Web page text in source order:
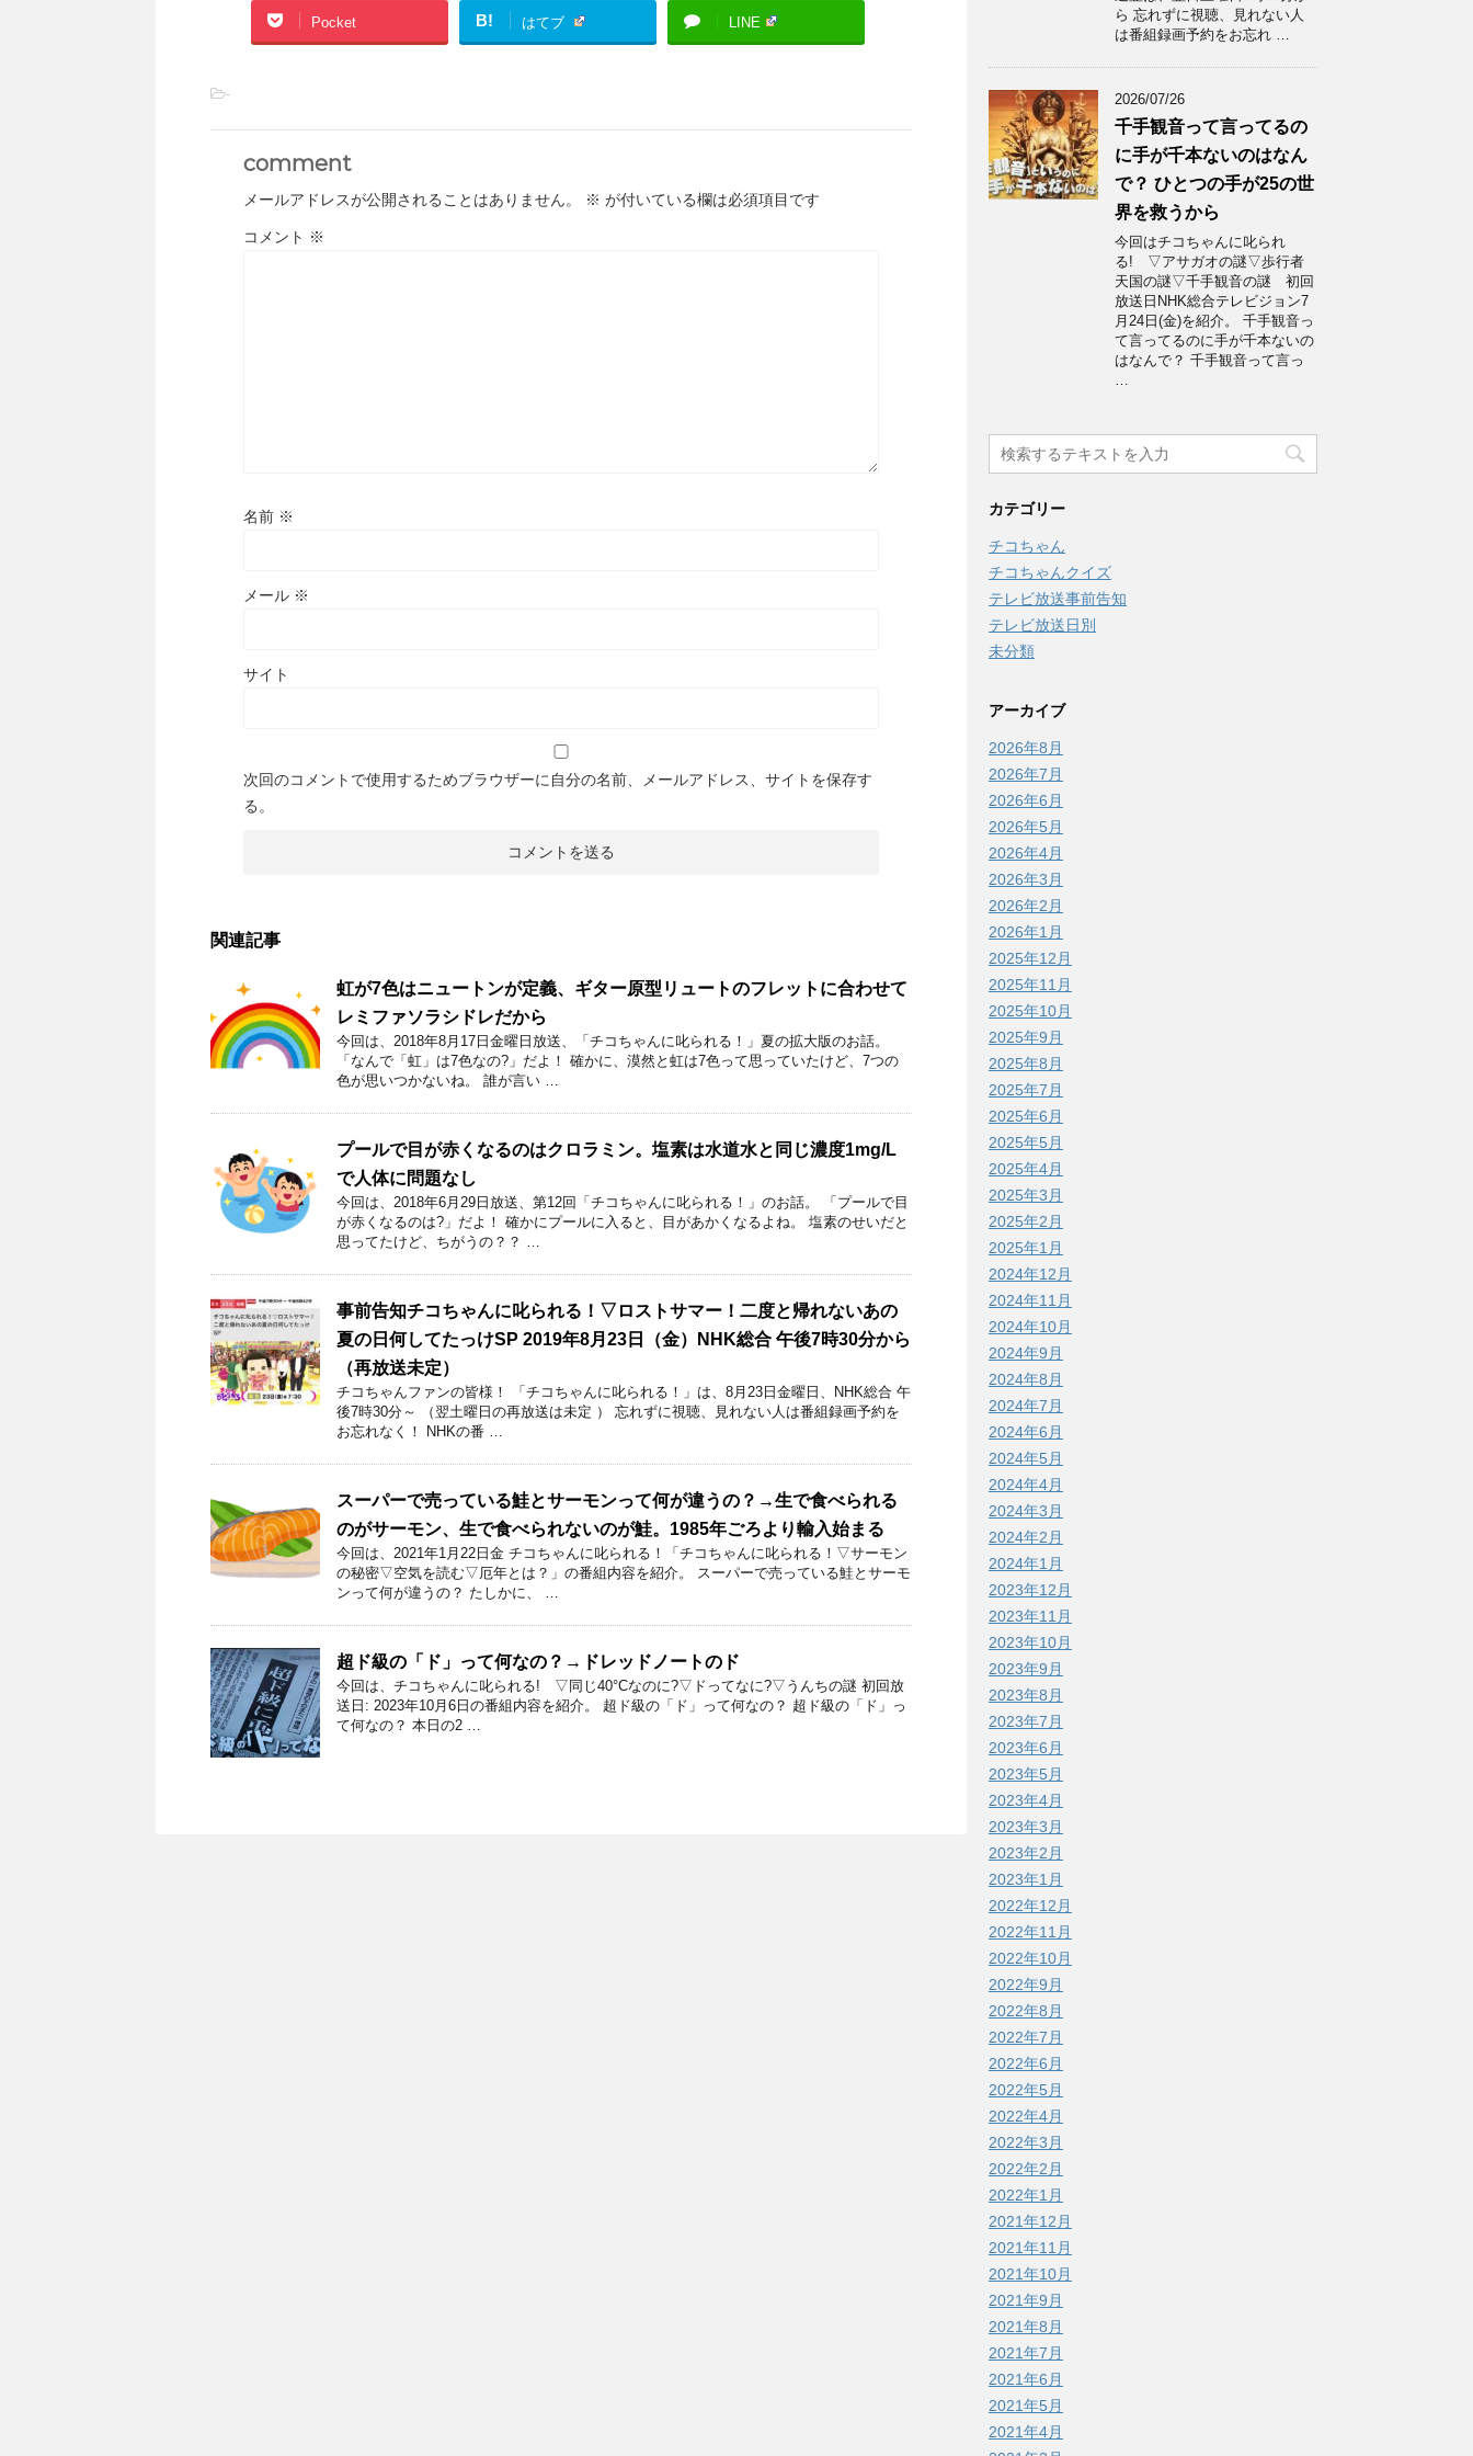
Pocket B! はてブ LINE
-
comment
メールアドレスが公開されることはありません。 ※ が付いている欄は必須項目です
コメント ※
名前 ※
メール ※
サイト
次回のコメントで使用するためブラウザーに自分の名前、メールアドレス、サイトを保存す
る。
関連記事
虹が7色はニュートンが定義、ギター原型リュートのフレットに合わせて
レミファソラシドレだから
今回は、2018年8月17日金曜日放送、「チコちゃんに叱られる！」夏の拡大版のお話。
「なんで「虹」は7色なの?」だよ！ 確かに、漠然と虹は7色って思っていたけど、7つの
色が思いつかないね。 誰が言い …
プールで目が赤くなるのはクロラミン。塩素は水道水と同じ濃度1mg/L
で人体に問題なし
今回は、2018年6月29日放送、第12回「チコちゃんに叱られる！」のお話。 「プールで目
が赤くなるのは?」だよ！ 確かにプールに入ると、目があかくなるよね。 塩素のせいだと
思ってたけど、ちがうの？？ …
事前告知チコちゃんに叱られる！▽ロストサマー！二度と帰れないあの
夏の日何してたっけSP 2019年8月23日（金）NHK総合 午後7時30分から
（再放送未定）
チコちゃんファンの皆様！ 「チコちゃんに叱られる！」​は、8月23日金曜日、NHK総合 午
後7時30分～ （翌土曜日の再放送は未定 ） 忘れずに視聴、見れない人は番組録画予約を
お忘れなく！ NHKの番 …
スーパーで売っている鮭とサーモンって何が違うの？→生で食べられる
のがサーモン、生で食べられないのが鮭。1985年ごろより輸入始まる
今回は、2021年1月22日金 チコちゃんに叱られる！「チコちゃんに叱られる！▽サーモン
の秘密▽空気を読む▽厄年とは？」の番組内容を紹介。 スーパーで売っている鮭とサーモ
ンって何が違うの？ たしかに、 …
超ド級の「ド」って何なの？→ドレッドノートのド
今回は、チコちゃんに叱られる! ▽同じ40°Cなのに?▽ドってなに?▽うんちの謎 初回放
送日: 2023年10月6日の番組内容を紹介。 超ド級の「ド」って何なの？ 超ド級の「ド」っ
て何なの？ 本日の2 …
ら 忘れずに視聴、見れない人
は番組録画予約をお忘れ …
2026/07/26
千手観音って言ってるの
に手が千本ないのはなん
で？ ひとつの手が25の世
界を救うから
今回はチコちゃんに叱られ
る! ▽アサガオの謎▽歩行者
天国の謎▽千手観音の謎 初回
放送日NHK総合テレビジョン7
月24日(金)を紹介。 千手観音っ
て言ってるのに手が千本ないの
はなんで？ 千手観音って言っ
…
カテゴリー
チコちゃん
チコちゃんクイズ
テレビ放送事前告知
テレビ放送日別
未分類
アーカイブ
2026年8月
2026年7月
2026年6月
2026年5月
2026年4月
2026年3月
2026年2月
2026年1月
2025年12月
2025年11月
2025年10月
2025年9月
2025年8月
2025年7月
2025年6月
2025年5月
2025年4月
2025年3月
2025年2月
2025年1月
2024年12月
2024年11月
2024年10月
2024年9月
2024年8月
2024年7月
2024年6月
2024年5月
2024年4月
2024年3月
2024年2月
2024年1月
2023年12月
2023年11月
2023年10月
2023年9月
2023年8月
2023年7月
2023年6月
2023年5月
2023年4月
2023年3月
2023年2月
2023年1月
2022年12月
2022年11月
2022年10月
2022年9月
2022年8月
2022年7月
2022年6月
2022年5月
2022年4月
2022年3月
2022年2月
2022年1月
2021年12月
2021年11月
2021年10月
2021年9月
2021年8月
2021年7月
2021年6月
2021年5月
2021年4月